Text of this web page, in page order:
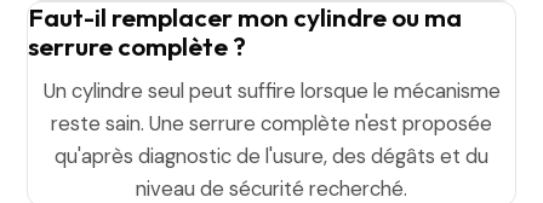
Faut-il remplacer mon cylindre ou ma
serrure complète ?
Un cylindre seul peut suffire lorsque le mécanisme
reste sain. Une serrure complète n'est proposée
qu'après diagnostic de l'usure, des dégâts et du
niveau de sécurité recherché.